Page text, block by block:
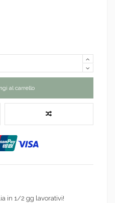
al carrello
in 1/2 gg lavorativi!